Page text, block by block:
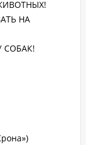
НА
СОБАК!